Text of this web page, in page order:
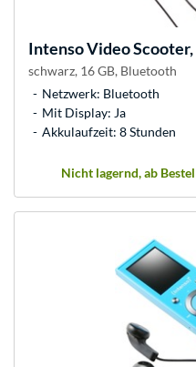
IntensoVideo
schwarz, 16 GB, Bluetooth
Netzwerk: Bluetooth
Mit Display: Ja
Akkulaufzeit: 8 Stunden
Nicht lagernd, ab